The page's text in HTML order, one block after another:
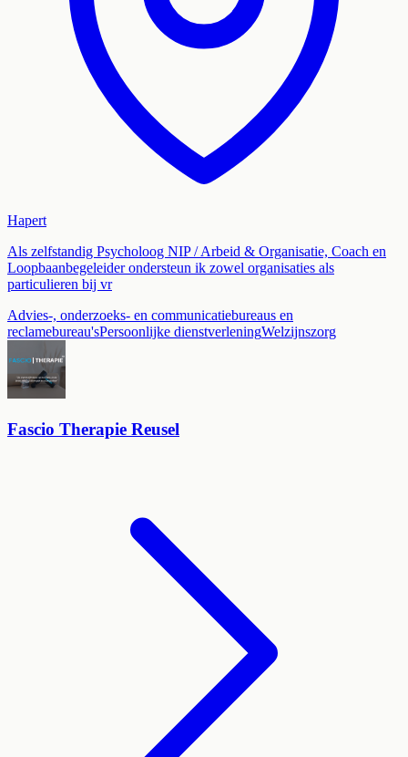
Hapert
Als zelfstandig Psycholoog NIP / Arbeid & Organisatie, Coach en
Loopbaanbegeleider ondersteun ik zowel organisaties als
particulieren bij vr
Advies-, onderzoeks- en communicatiebureaus en
reclamebureau'sPersoonlijke dienstverleningWelzijnszorg
Fascio Therapie Reusel